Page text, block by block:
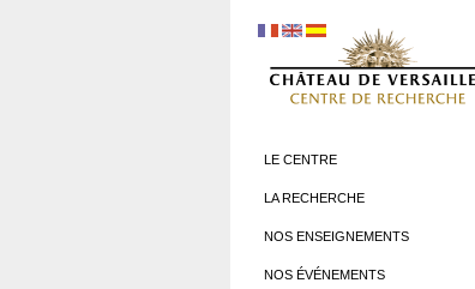
LE CENTRE
LA RECHERCHE
NOS ENSEIGNEMENTS
NOS ÉVÉNEMENTS